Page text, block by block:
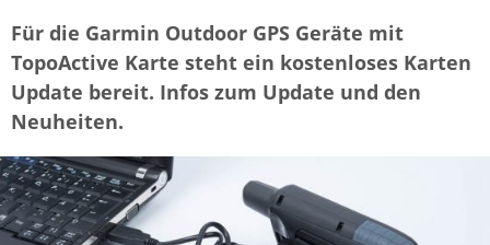
Für die Garmin Outdoor GPS Geräte mit
TopoActive Karte steht ein kostenloses Karten
Update bereit. Infos zum Update und den
Neuheiten.